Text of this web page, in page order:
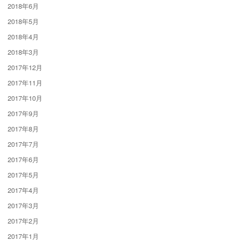
2018年6月
2018年5月
2018年4月
2018年3月
2017年12月
2017年11月
2017年10月
2017年9月
2017年8月
2017年7月
2017年6月
2017年5月
2017年4月
2017年3月
2017年2月
2017年1月